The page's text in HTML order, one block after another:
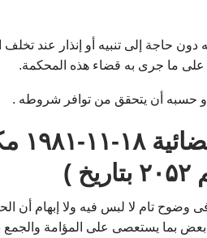
دون حاجة إلى تنبيه أو إنذار عند
ما جرى به قضاء هذه المحكمة.
حسبه أن يتحقق من توافر شروطه .
)
فى وضوح تام لا لبس فيه ولا إبهام أن
بما يستعصى على المؤامة والجمع